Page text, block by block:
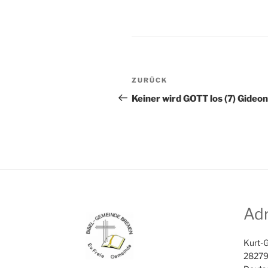
Vorheriger
Beitrag
ZURÜCK
Keiner wird GOTT los (7) Gideon
Kurt-